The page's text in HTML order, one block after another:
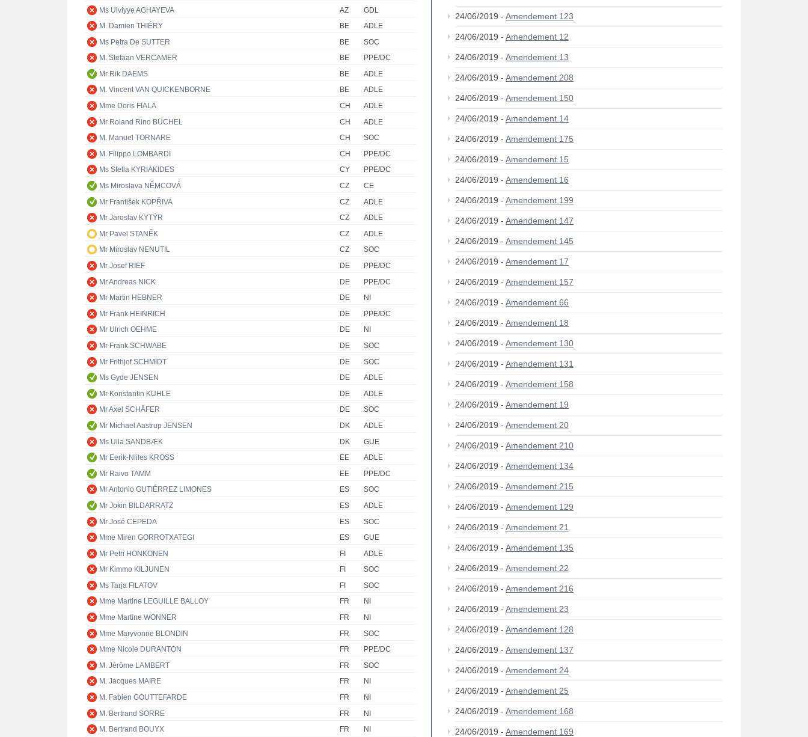
Ms Ulviyye AGHAYEVA
AZ
GDL
M. Damien THIÉRY
BE
ADLE
Ms Petra De SUTTER
BE
SOC
M. Stefaan VERCAMER
BE
PPE/DC
Mr Rik DAEMS
BE
ADLE
M. Vincent VAN QUICKENBORNE
BE
ADLE
Mme Doris FIALA
CH
ADLE
Mr Roland Rino BÜCHEL
CH
ADLE
M. Manuel TORNARE
CH
SOC
M. Filippo LOMBARDI
CH
PPE/DC
Ms Stella KYRIAKIDES
CY
PPE/DC
Ms Miroslava NĚMCOVÁ
CZ
CE
Mr František KOPŘIVA
CZ
ADLE
Mr Jaroslav KYTÝR
CZ
ADLE
Mr Pavel STANĚK
CZ
ADLE
Mr Miroslav NENUTIL
CZ
SOC
Mr Josef RIEF
DE
PPE/DC
Mr Andreas NICK
DE
PPE/DC
Mr Martin HEBNER
DE
NI
Mr Frank HEINRICH
DE
PPE/DC
Mr Ulrich OEHME
DE
NI
Mr Frank SCHWABE
DE
SOC
Mr Frithjof SCHMIDT
DE
SOC
Ms Gyde JENSEN
DE
ADLE
Mr Konstantin KUHLE
DE
ADLE
Mr Axel SCHÄFER
DE
SOC
Mr Michael Aastrup JENSEN
DK
ADLE
Ms Ulla SANDBÆK
DK
GUE
Mr Eerik-Niiles KROSS
EE
ADLE
Mr Raivo TAMM
EE
PPE/DC
Mr Antonio GUTIÉRREZ LIMONES
ES
SOC
Mr Jokin BILDARRATZ
ES
ADLE
Mr José CEPEDA
ES
SOC
Mme Miren GORROTXATEGI
ES
GUE
Mr Petri HONKONEN
FI
ADLE
Mr Kimmo KILJUNEN
FI
SOC
Ms Tarja FILATOV
FI
SOC
Mme Martine LEGUILLE BALLOY
FR
NI
Mme Martine WONNER
FR
NI
Mme Maryvonne BLONDIN
FR
SOC
Mme Nicole DURANTON
FR
PPE/DC
M. Jérôme LAMBERT
FR
SOC
M. Jacques MAIRE
FR
NI
M. Fabien GOUTTEFARDE
FR
NI
M. Bertrand SORRE
FR
NI
M. Bertrand BOUYX
FR
NI
24/06/2019 - Amendement 123
24/06/2019 - Amendement 12
24/06/2019 - Amendement 13
24/06/2019 - Amendement 208
24/06/2019 - Amendement 150
24/06/2019 - Amendement 14
24/06/2019 - Amendement 175
24/06/2019 - Amendement 15
24/06/2019 - Amendement 16
24/06/2019 - Amendement 199
24/06/2019 - Amendement 147
24/06/2019 - Amendement 145
24/06/2019 - Amendement 17
24/06/2019 - Amendement 157
24/06/2019 - Amendement 66
24/06/2019 - Amendement 18
24/06/2019 - Amendement 130
24/06/2019 - Amendement 131
24/06/2019 - Amendement 158
24/06/2019 - Amendement 19
24/06/2019 - Amendement 20
24/06/2019 - Amendement 210
24/06/2019 - Amendement 134
24/06/2019 - Amendement 215
24/06/2019 - Amendement 129
24/06/2019 - Amendement 21
24/06/2019 - Amendement 135
24/06/2019 - Amendement 22
24/06/2019 - Amendement 216
24/06/2019 - Amendement 23
24/06/2019 - Amendement 128
24/06/2019 - Amendement 137
24/06/2019 - Amendement 24
24/06/2019 - Amendement 25
24/06/2019 - Amendement 168
24/06/2019 - Amendement 169